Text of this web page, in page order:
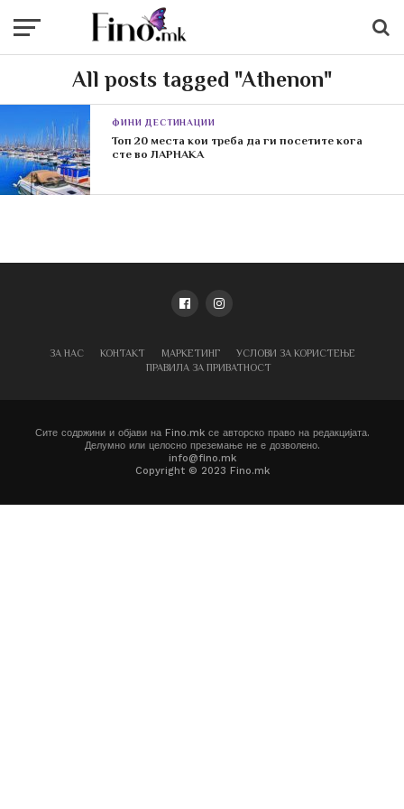
All posts tagged "Athenon"
ФИНИ ДЕСТИНАЦИИ
Топ 20 места кои треба да ги посетите кога
сте во ЛАРНАКА
ЗА НАС КОНТАКТ МАРКЕТИНГ
УСЛОВИ ЗА КОРИСТЕЊЕ
ПРАВИЛА ЗА ПРИВАТНОСТ
Сите содржини и објави на Fino.mk се авторско право на редакцијата.
Делумно или целосно преземање не е дозволено.
info@fino.mk
Copyright © 2023 Fino.mk